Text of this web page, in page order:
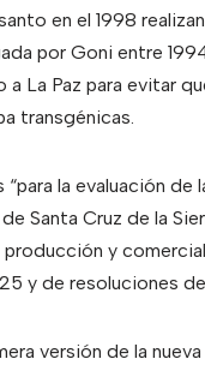
en el 1998
por Goni entre
a La Paz para evitar
transgénicas.
la evaluación de
Santa Cruz de la
y
y de resoluciones
versión de la